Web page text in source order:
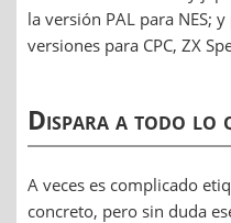
la versión PAL para NES;
versiones para CPC, ZX
Dispara a todo lo
A veces es complicado
concreto, pero sin duda